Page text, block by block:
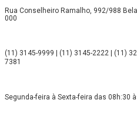
Rua Conselheiro Ramalho, 992/988
000
(11) 3145-9999 | (11) 3145-2222 | (11)
7381
Segunda-feira à Sexta-feira das 08h:30